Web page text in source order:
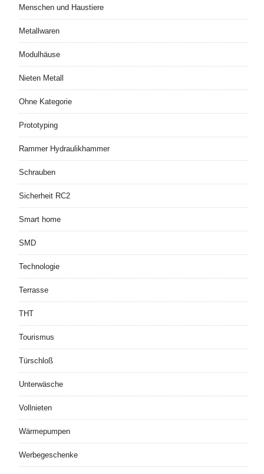
Menschen und Haustiere
Metallwaren
Modulhäuse
Nieten Metall
Ohne Kategorie
Prototyping
Rammer Hydraulikhammer
Schrauben
Sicherheit RC2
Smart home
SMD
Technologie
Terrasse
THT
Tourismus
Türschloß
Unterwäsche
Vollnieten
Wärmepumpen
Werbegeschenke